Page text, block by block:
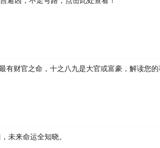
有财官之命，十之八九是大官或富豪，解读您的
未来命运全知晓。